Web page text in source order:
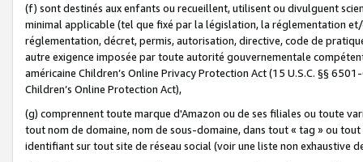
(f) sont destinés aux enfants ou recueillent, utilisent ou divulguent
minimal applicable (tel que fixé par la législation, la réglementation
réglementation, décret, permis, autorisation, directive, code de
autre exigence imposée par toute autorité gouvernementale
américaine Children’s Online Privacy Protection Act (15 U.S.C. §§
Children’s Online Protection Act),
(g) comprennent toute marque d'Amazon ou de ses filiales ou toute
tout nom de domaine, nom de sous-domaine, dans tout « tag » ou
identifiant sur tout site de réseau social (voir une liste non exhaustive